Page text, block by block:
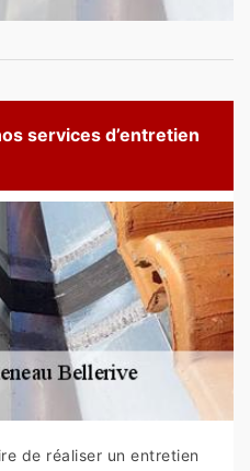
services d’entretien
de réaliser un entretien